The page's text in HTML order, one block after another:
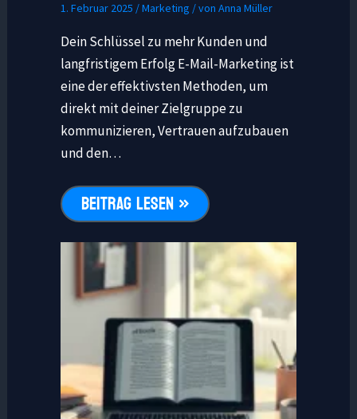
1. Februar 2025 /Marketing / von Anna Müller
Dein Schlüssel zu mehr Kunden und
langfristigem Erfolg E-Mail-Marketing ist
eine der effektivsten Methoden, um
direkt mit deiner Zielgruppe zu
kommunizieren, Vertrauen aufzubauen
und den…
BEITRAG LESEN »